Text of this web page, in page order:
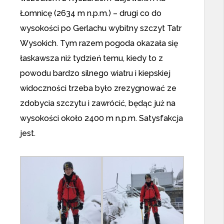
Łomnicę (2634 m n.p.m.) – drugi co do
wysokości po Gerlachu wybitny szczyt Tatr
Wysokich. Tym razem pogoda okazała się
łaskawsza niż tydzień temu, kiedy to z
powodu bardzo silnego wiatru i kiepskiej
widoczności trzeba było zrezygnować ze
zdobycia szczytu i zawrócić, będąc już na
wysokości około 2400 m n.p.m. Satysfakcja
jest.